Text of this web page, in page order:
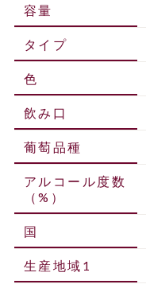
容量
タイプ
色
飲み口
葡萄品種
アルコール度数
（%）
国
生産地域1